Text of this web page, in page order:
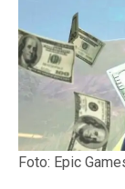
Foto: Epic